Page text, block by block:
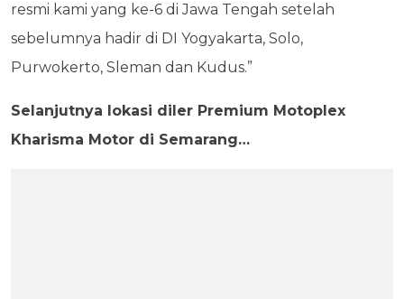
resmi kami yang ke-6 di Jawa Tengah setelah
sebelumnya hadir di DI Yogyakarta, Solo,
Purwokerto, Sleman dan Kudus.”
Selanjutnya lokasi diler Premium Motoplex
Kharisma Motor di Semarang…